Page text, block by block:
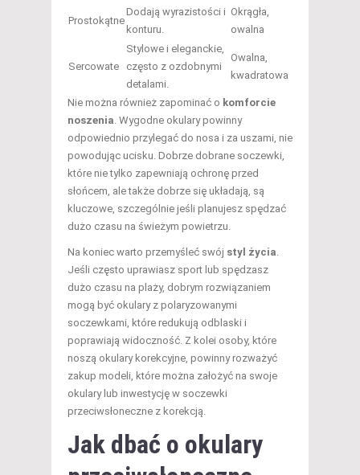
Prostokątne
Dodają wyrazistości i
konturu.
Okrągła,
owalna
Sercowate
Stylowe i eleganckie,
często z ozdobnymi
detalami.
Owalna,
kwadratowa
Nie można również zapominać o komforcie
noszenia. Wygodne okulary powinny
odpowiednio przylegać do nosa i za uszami, nie
powodując ucisku. Dobrze dobrane soczewki,
które nie tylko zapewniają ochronę przed
słońcem, ale także dobrze się układają, są
kluczowe, szczególnie jeśli planujesz spędzać
dużo czasu na świeżym powietrzu.
Na koniec warto przemyśleć swój styl życia.
Jeśli często uprawiasz sport lub spędzasz
dużo czasu na plaży, dobrym rozwiązaniem
mogą być okulary z polaryzowanymi
soczewkami, które redukują odblaski i
poprawiają widoczność. Z kolei osoby, które
noszą okulary korekcyjne, powinny rozważyć
zakup modeli, które można założyć na swoje
okulary lub inwestycję w soczewki
przeciwsłoneczne z korekcją.
Jak dbać o okulary